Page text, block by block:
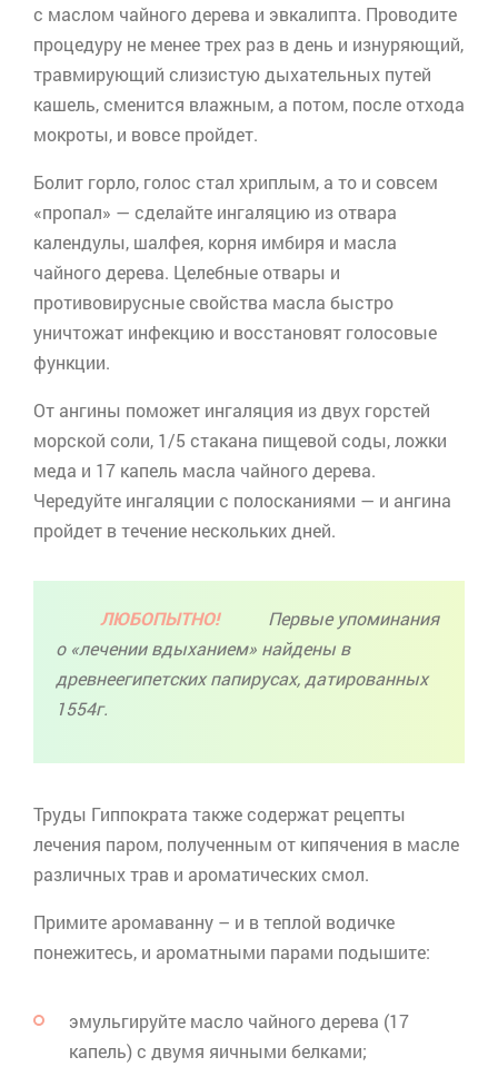
с маслом чайного дерева и эвкалипта. Проводите
процедуру не менее трех раз в день и изнуряющий,
травмирующий слизистую дыхательных путей
кашель, сменится влажным, а потом, после отхода
мокроты, и вовсе пройдет.
Болит горло, голос стал хриплым, а то и совсем
«пропал» — сделайте ингаляцию из отвара
календулы, шалфея, корня имбиря и масла
чайного дерева. Целебные отвары и
противовирусные свойства масла быстро
уничтожат инфекцию и восстановят голосовые
функции.
От ангины поможет ингаляция из двух горстей
морской соли, 1/5 стакана пищевой соды, ложки
меда и 17 капель масла чайного дерева.
Чередуйте ингаляции с полосканиями — и ангина
пройдет в течение нескольких дней.
ЛЮБОПЫТНО!
Первые упоминания
о «лечении вдыханием» найдены в
древнеегипетских папирусах, датированных
1554г.
Труды Гиппократа также содержат рецепты
лечения паром, полученным от кипячения в масле
различных трав и ароматических смол.
Примите аромаванну – и в теплой водичке
понежитесь, и ароматными парами подышите:
эмульгируйте масло чайного дерева (17
капель) с двумя яичными белками;